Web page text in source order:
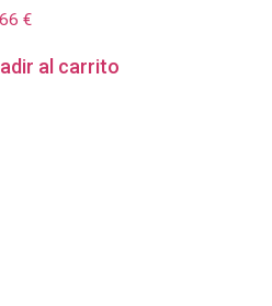
€
al carrito